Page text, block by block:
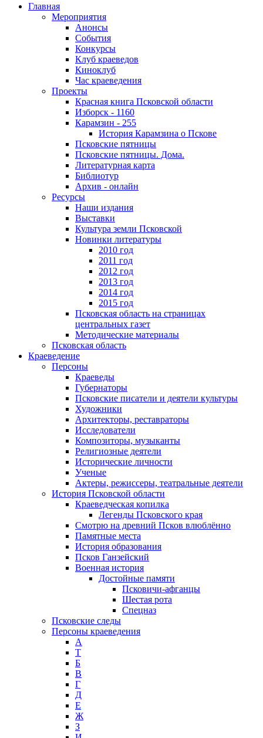
Главная
Мероприятия
Анонсы
События
Конкурсы
Клуб краеведов
Киноклуб
Час краеведения
Проекты
Красная книга Псковской области
Изборск - 1160
Карамзин - 255
История Карамзина о Пскове
Псковские пятницы
Псковские пятницы. Дома.
Литературная карта
Библиотур
Архив - онлайн
Ресурсы
Наши издания
Выставки
Культура земли Псковской
Новинки литературы
2010 год
2011 год
2012 год
2013 год
2014 год
2015 год
Псковская область на страницах
центральных газет
Методические материалы
Псковская область
Краеведение
Персоны
Краеведы
Губернаторы
Псковские писатели и деятели культуры
Художники
Архитекторы, реставраторы
Исследователи
Композиторы, музыканты
Религиозные деятели
Исторические личности
Ученые
Актеры, режиссеры, театральные деятели
История Псковской области
Краеведческая копилка
Легенды Псковского края
Смотрю на древний Псков влюблённо
Памятные места
История образования
Псков Ганзейский
Военная история
Достойные памяти
Псковичи-афганцы
Шестая рота
Спецназ
Псковские следы
Персоны краеведения
А
T
Б
В
Г
Д
Е
Ж
З